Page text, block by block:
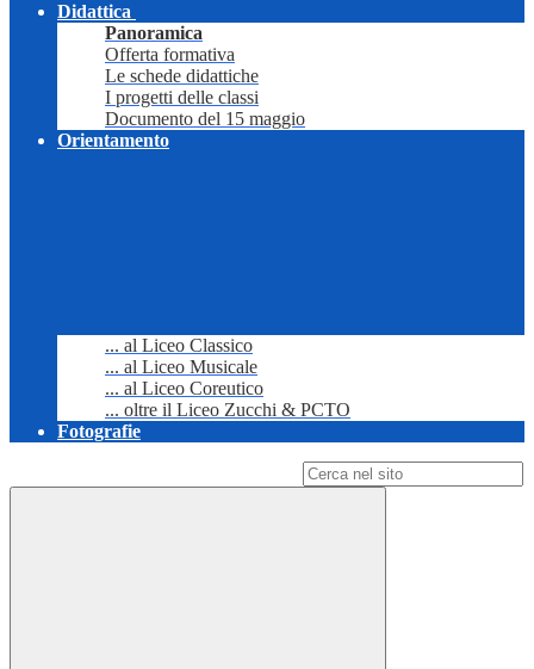
Didattica
Panoramica
Offerta formativa
Le schede didattiche
I progetti delle classi
Documento del 15 maggio
Orientamento
... al Liceo Classico
... al Liceo Musicale
... al Liceo Coreutico
... oltre il Liceo Zucchi & PCTO
Fotografie